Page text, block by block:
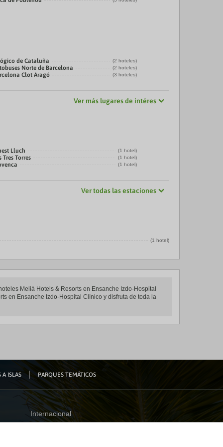
de Cataluña (2 hoteles)
Norte de Barcelona (2 hoteles)
Clot Aragó (3 hoteles)
Ver más lugares de intéres
Lluch (1 hotel)
Tres Torres (1 hotel)
(1 hotel)
Ver todas las estaciones
(1 hotel)
Meliá Hotels & Resorts en Ensanche Izdo-Hospital
en Ensanche Izdo-Hospital Clínico y disfruta de toda la
A ISLAS PARQUES TEMÁTICOS
Internacional